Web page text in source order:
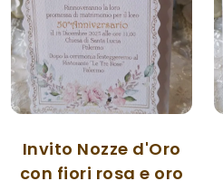
Invito Nozze d'Oro
con fiori rosa e oro